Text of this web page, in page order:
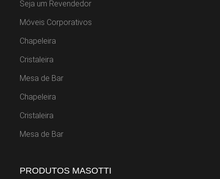
Seja um Revendedor
Móveis Corporativos
Chapeleira
Cristaleira
Mesa de Bar
Chapeleira
Cristaleira
Mesa de Bar
PRODUTOS MASOTTI